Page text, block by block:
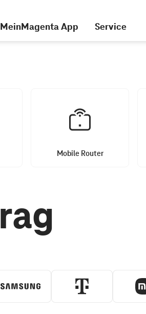
MeinMagenta App Service
Mobile Router